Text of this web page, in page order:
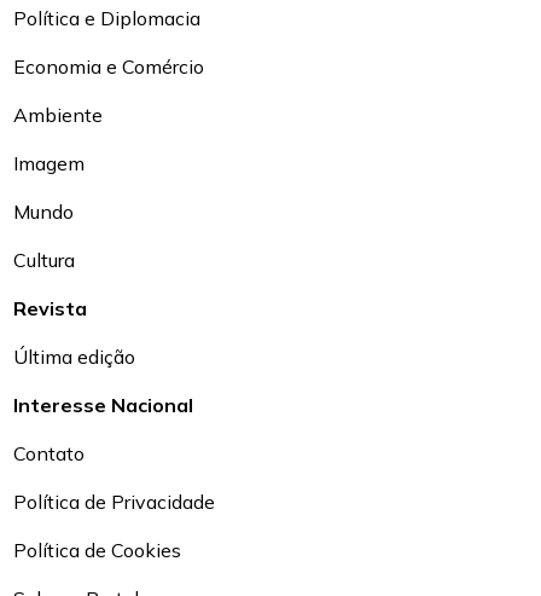
Política e Diplomacia
Economia e Comércio
Ambiente
Imagem
Mundo
Cultura
Revista
Última edição
Interesse Nacional
Contato
Política de Privacidade
Política de Cookies